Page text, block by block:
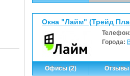
Окна "Лайм" (Трейд
Города:
Офисы (2) Отзывы